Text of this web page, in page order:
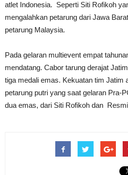
atlet Indonesia. Seperti Siti Rofikoh
mengalahkan petarung dari Jawa
petarung Malaysia.
Pada gelaran multievent empat
mendatang. Cabor tarung derajat
tiga medali emas. Kekuatan tim Jatim
petarung putri yang saat gelaran Pra-
dua emas, dari Siti Rofikoh dan